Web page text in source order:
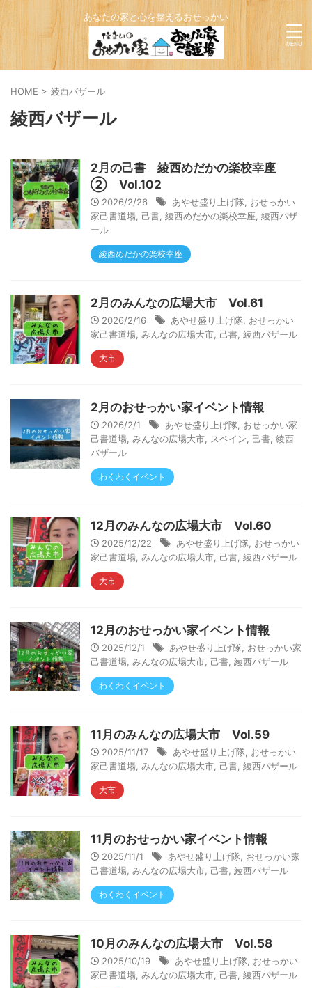
あなたの家と心を整えるおせっかい
HOME > 綾西バザール
綾西バザール
2月の己書 綾西めだかの楽校幸座
② Vol.102
2026/2/26 あやせ盛り上げ隊
おせっかい
家己書道場 己書 綾西めだかの楽校幸座 綾西バザ
ール
綾西めだかの楽校幸座
2月のみんなの広場大市 Vol.61
2026/2/16 あやせ盛り上げ隊
おせっかい
家己書道場 みんなの広場大市 己書 綾西バザール
大市
2月のおせっかい家イベント情報
2026/2/1 あやせ盛り上げ隊
おせっかい家
己書道場 みんなの広場大市 スペイン 己書 綾西
バザール
わくわくイベント
12月のみんなの広場大市 Vol.60
2025/12/22 あやせ盛り上げ隊
おせっかい
家己書道場 みんなの広場大市 己書 綾西バザール
大市
12月のおせっかい家イベント情報
2025/12/1 あやせ盛り上げ隊
おせっかい家
己書道場 みんなの広場大市 己書 綾西バザール
わくわくイベント
11月のみんなの広場大市 Vol.59
2025/11/17 あやせ盛り上げ隊
おせっかい
家己書道場 みんなの広場大市 己書 綾西バザール
大市
11月のおせっかい家イベント情報
2025/11/1 あやせ盛り上げ隊
おせっかい家
己書道場 みんなの広場大市 己書 綾西バザール
わくわくイベント
10月のみんなの広場大市 Vol.58
2025/10/19 あやせ盛り上げ隊
おせっかい
家己書道場 みんなの広場大市 己書 綾西バザール